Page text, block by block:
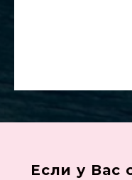
Если у Вас